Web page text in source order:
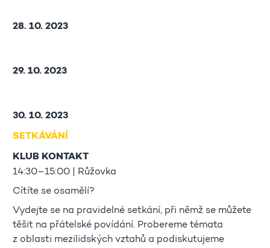
28. 10. 2023
29. 10. 2023
30. 10. 2023
SETKÁVÁNÍ
KLUB KONTAKT
14:30–15:00 | Růžovka
Cítíte se osamělí?
Vydejte se na pravidelné setkání, při němž se můžete
těšit na přátelské povídání. Probereme témata
z oblasti mezilidských vztahů a podiskutujeme